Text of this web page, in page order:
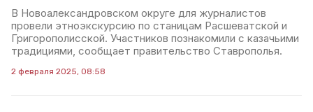
В Новоалександровском округе для журналистов
провели этноэкскурсию по станицам Расшеватской и
Григорополисской. Участников познакомили с казачьими
традициями, сообщает правительство Ставрополья.
2 февраля 2025, 08:58